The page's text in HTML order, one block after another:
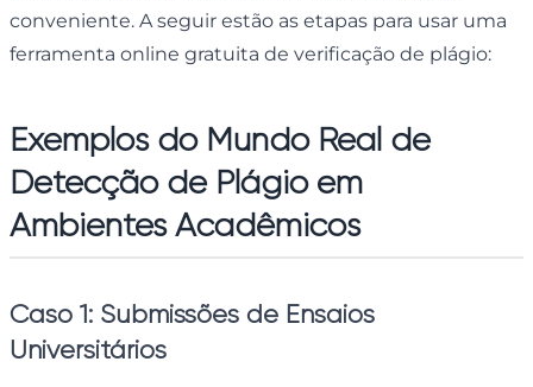
conveniente. A seguir estão as etapas para usar uma
ferramenta online gratuita de verificação de plágio:
Exemplos do Mundo Real de
Detecção de Plágio em
Ambientes Acadêmicos
Caso 1: Submissões de Ensaios
Universitários